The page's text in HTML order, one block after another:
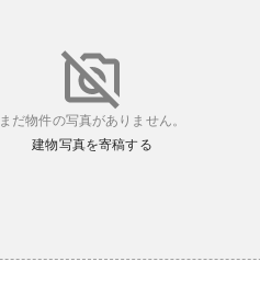
まだ物件の写真がありません。
建物写真を寄稿する